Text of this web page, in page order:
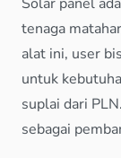
Solar panel
tenaga
alat ini, user
untuk
suplai dari
sebagai